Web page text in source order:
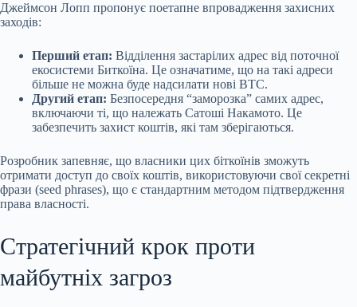
Джеймсон Лопп пропонує поетапне впровадження захисних
заходів:
Перший етап: Відділення застарілих адрес від поточної
екосистеми Биткоїна. Це означатиме, що на такі адреси
більше не можна буде надсилати нові BTC.
Другий етап: Безпосередня “заморозка” самих адрес,
включаючи ті, що належать Сатоші Накамото. Це
забезпечить захист коштів, які там зберігаються.
Розробник запевняє, що власники цих біткоїнів зможуть
отримати доступ до своїх коштів, використовуючи свої секретні
фрази (seed phrases), що є стандартним методом підтвердження
права власності.
Стратегічний крок проти
майбутніх загроз